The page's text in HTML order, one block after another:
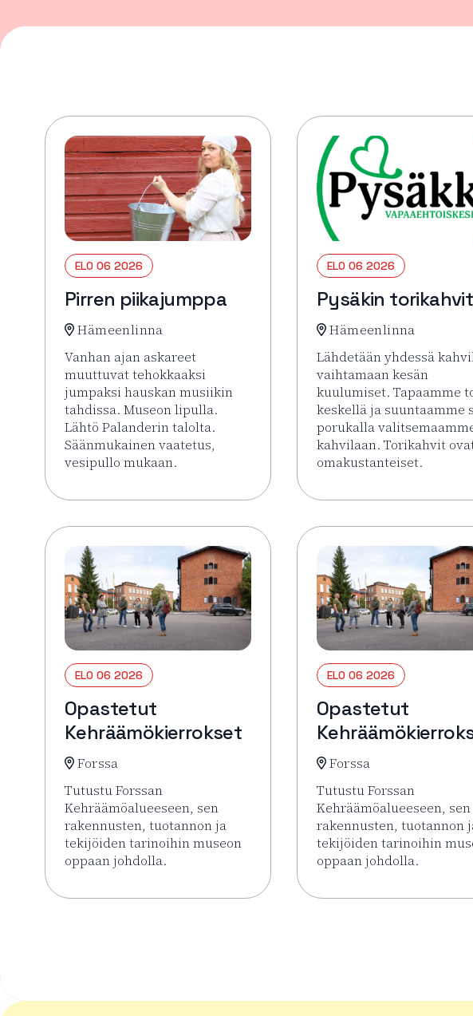
ELO 06 2026
Pirren piikajumppa
Hämeenlinna
Vanhan ajan askareet
muuttuvat tehokkaaksi
jumpaksi hauskan musiikin
tahdissa. Museon lipulla.
Lähtö Palanderin talolta.
Säänmukainen vaatetus,
vesipullo mukaan.
Lue lisää tapahtumasta Pirren piikajumppa
ELO 06 2026
Pysäkin torikahvit
Hämeenlinna
Lähdetään yhdessä
vaihtamaan kesän
kuulumiset. Tapaamme
keskellä ja suuntaamme
porukalla
kahvilaan. Torikahvit
omakustanteiset.
Lue lisää tapahtumasta
ELO 06 2026
Opastetut
Kehräämökierrokset
Forssa
Tutustu Forssan
Kehräämöalueeseen, sen
rakennusten, tuotannon ja
tekijöiden tarinoihin museon
oppaan johdolla.
Lue lisää tapahtumasta Opastetut Kehräämökierrokset
ELO 06 2026
Opastetut
Forssa
Tutustu Forssan
Kehräämöalueeseen, sen
rakennusten, tuotannon
tekijöiden tarinoihin
oppaan johdolla.
Lue lisää tapahtumasta